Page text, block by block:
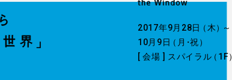
2017年9月28日（木） ～
10月9日（ 月・祝）
[ 会場 ] スパイラ ル（1F）